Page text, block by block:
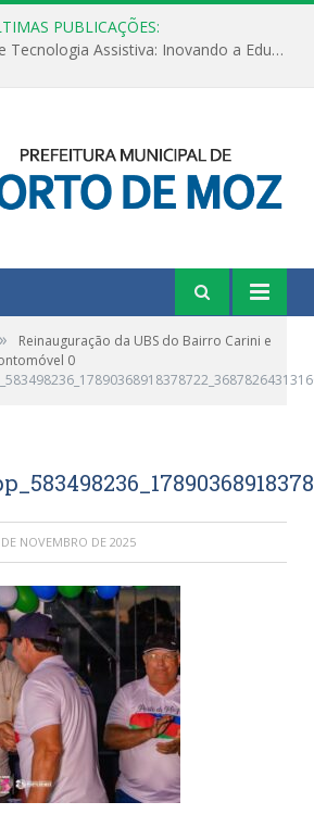
PUBLICAÇÕES:
Inteligência Artificial e Tecnologia Assistiva: Inovando a Educação Especial e Inclusiva
»
Reinauguração da UBS do Bairro Carini e
0
NOVEMBRO DE 2025